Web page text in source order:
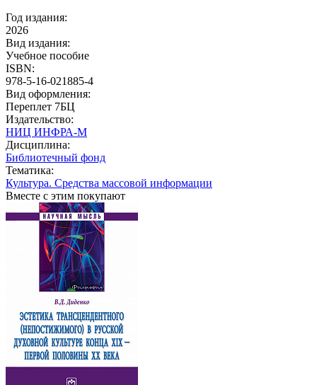
Год издания:
2026
Вид издания:
Учебное пособие
ISBN:
978-5-16-021885-4
Вид оформления:
Переплет 7БЦ
Издательство:
НИЦ ИНФРА-М
Дисциплина:
Библиотечный фонд
Тематика:
Культура. Средства массовой информации
Вместе с этим покупают